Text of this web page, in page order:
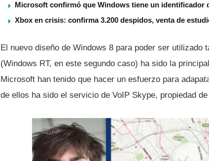
Microsoft confirmó que Windows tiene un identificador
Xbox en crisis: confirma 3.200 despidos, venta de
El nuevo diseño de Windows 8 para poder ser
(Windows RT, en este segundo caso) ha sido la
Microsoft han tenido que hacer un esfuerzo para
de ellos ha sido el servicio de VoIP Skype, propiedad